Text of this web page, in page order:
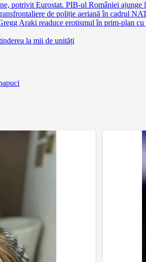
potrivit Eurostat. PIB-ul României ajunge
de poliție aeriană în cadrul
Araki readuce erotismul în prim-plan
la mii de unități